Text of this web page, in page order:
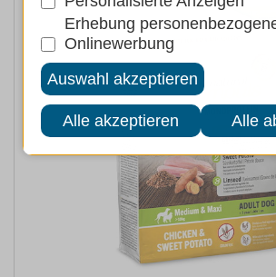
Erhebung
Onlinewerbung